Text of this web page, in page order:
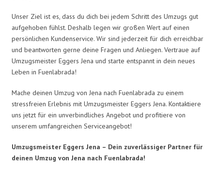
Unser Ziel ist es, dass du dich bei jedem Schritt des Umzugs gut
aufgehoben fühlst. Deshalb legen wir großen Wert auf einen
persönlichen Kundenservice. Wir sind jederzeit für dich erreichbar
und beantworten gerne deine Fragen und Anliegen. Vertraue auf
Umzugsmeister Eggers Jena und starte entspannt in dein neues
Leben in Fuenlabrada!
Mache deinen Umzug von Jena nach Fuenlabrada zu einem
stressfreien Erlebnis mit Umzugsmeister Eggers Jena. Kontaktiere
uns jetzt für ein unverbindliches Angebot und profitiere von
unserem umfangreichen Serviceangebot!
Umzugsmeister Eggers Jena – Dein zuverlässiger Partner für
deinen Umzug von Jena nach Fuenlabrada!